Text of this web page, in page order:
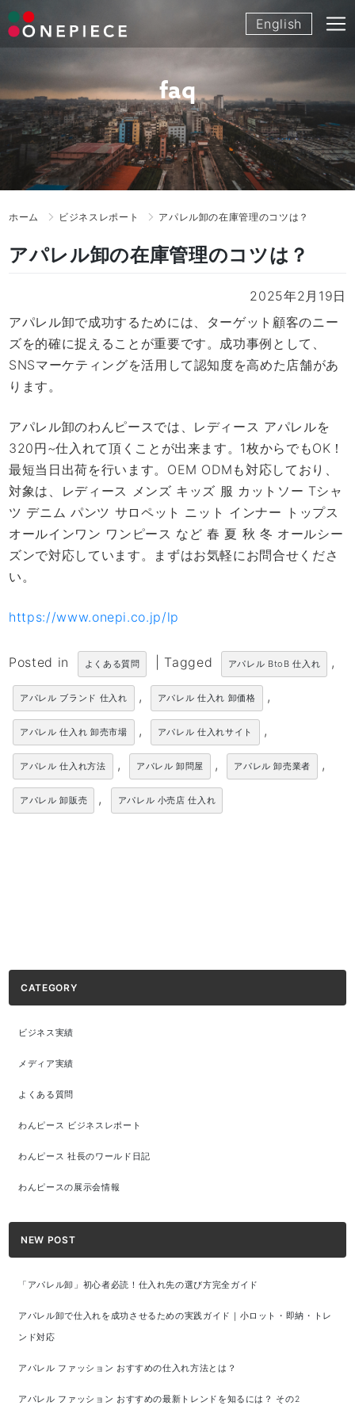
Skip
to
English
faq
ホーム ビジネスレポート アパレル卸の在庫管理のコツは？
アパレル卸の在庫管理のコツは？
2025年2月19日
アパレル卸で成功するためには、ターゲット顧客のニー
ズを的確に捉えることが重要です。成功事例として、
SNSマーケティングを活用して認知度を高めた店舗があ
ります。
アパレル卸のわんピースでは、レディース アパレルを
320円~仕入れて頂くことが出来ます。1枚からでもOK！
最短当日出荷を行います。OEM ODMも対応しており、
対象は、レディース メンズ キッズ 服 カットソー Tシャ
ツ デニム パンツ サロペット ニット インナー トップス
オールインワン ワンピース など 春 夏 秋 冬 オールシー
ズンで対応しています。まずはお気軽にお問合せくださ
い。
https://www.onepi.co.jp/lp
Posted in よくある質問 Tagged アパレル BtoB 仕入れ ,
アパレル ブランド 仕入れ , アパレル 仕入れ 卸価格 ,
アパレル 仕入れ 卸売市場 , アパレル 仕入れサイト ,
アパレル 仕入れ方法 , アパレル 卸問屋 , アパレル 卸売業者 ,
アパレル 卸販売 , アパレル 小売店 仕入れ
CATEGORY
ビジネス実績
メディア実績
よくある質問
わんピース ビジネスレポート
わんピース 社長のワールド日記
わんピースの展示会情報
NEW POST
「アパレル卸」初心者必読！仕入れ先の選び方完全ガイド
アパレル卸で仕入れを成功させるための実践ガイド｜小ロット・即納・トレ
ンド対応
アパレル ファッション おすすめの仕入れ方法とは？
アパレル ファッション おすすめの最新トレンドを知るには？ その2